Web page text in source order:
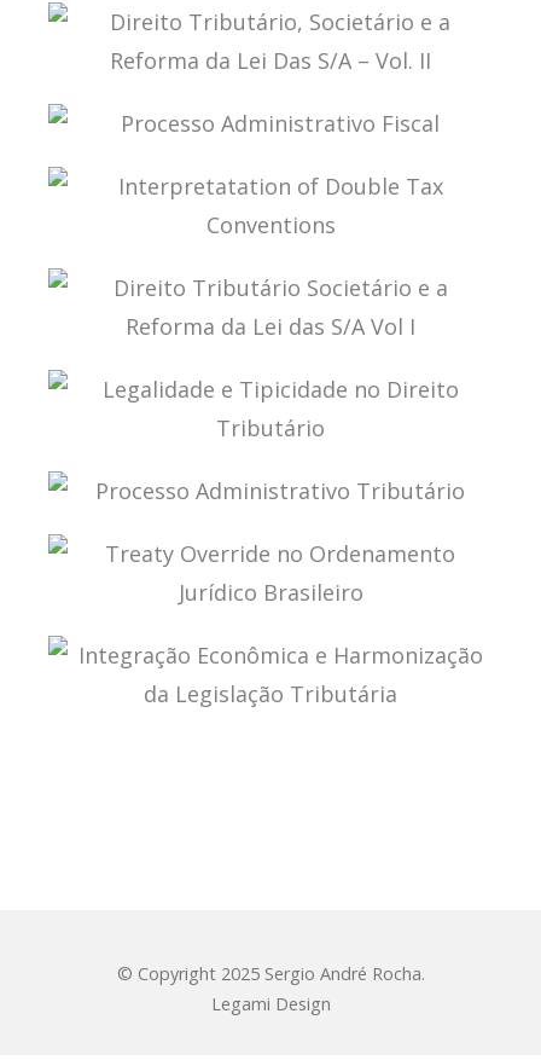
CURSO DE DIREITO TRIBUTÁRIO
DIREITO TRIBUTÁRIO, SOCIETÁRIO E A REFORMA
DA LEI DAS S/A – VOL. II
PROCESSO ADMINISTRATIVO FISCAL
INTERPRETATATION OF DOUBLE TAX
CONVENTIONS
DIREITO TRIBUTÁRIO SOCIETÁRIO E A REFORMA
DA LEI DAS S/A VOL I
LEGALIDADE E TIPICIDADE NO DIREITO
TRIBUTÁRIO
PROCESSO ADMINISTRATIVO TRIBUTÁRIO
TREATY OVERRIDE NO ORDENAMENTO JURÍDICO
BRASILEIRO
© Copyright 2025 Sergio André Rocha.
Legami Design